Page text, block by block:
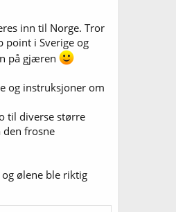
inn til Norge. Tror
point i Sverige og
på gjæren
og instruksjoner om
til diverse større
den frosne
ølene ble riktig